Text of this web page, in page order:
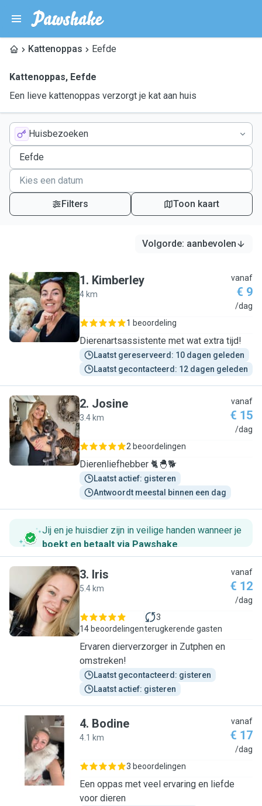
Kattenoppas Eefde
Kattenoppas, Eefde
Een lieve kattenoppas verzorgt je kat aan huis
Huisbezoeken
Filters Toon kaart
Volgorde: aanbevolen
K
1. Kimberley
4 km
vanaf
€ 9
/dag
1 beoordeling
Dierenartsassistente met wat extra tijd!
Laatst gereserveerd: 10 dagen geleden
Laatst gecontacteerd: 12 dagen geleden
J
2. Josine
3.4 km
vanaf
€ 15
/dag
2 beoordelingen
Dierenliefhebber 🐈🐣🐕
Laatst actief: gisteren
Antwoordt meestal binnen een dag
Jij en je huisdier zijn in veilige handen wanneer je
boekt en betaalt via Pawshake.
I
3. Iris
5.4 km
vanaf
€ 12
/dag
14 beoordelingen
3
terugkerende gasten
Ervaren dierverzorger in Zutphen en
omstreken!
Laatst gecontacteerd: gisteren
Laatst actief: gisteren
B
4. Bodine
4.1 km
vanaf
€ 17
/dag
3 beoordelingen
Een oppas met veel ervaring en liefde
voor dieren